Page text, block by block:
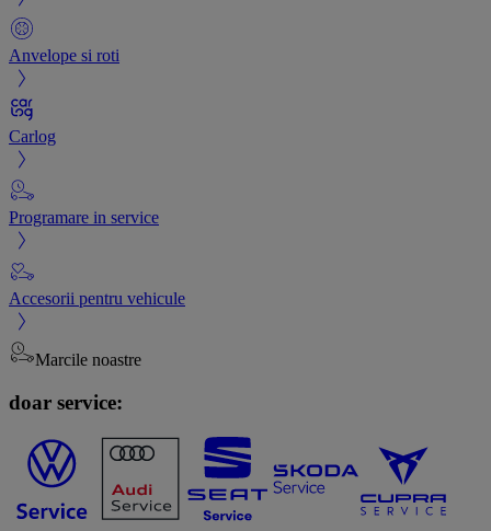
Anvelope si roti
Carlog
Programare in service
Accesorii pentru vehicule
Marcile noastre
doar service: